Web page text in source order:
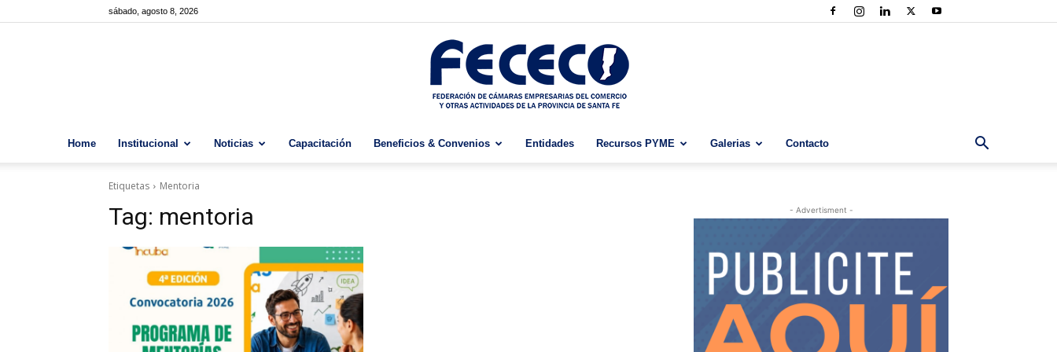
sábado, agosto 8, 2026
Home Institucional Noticias Capacitación Beneficios & Convenios Entidades Recursos PYME Galerias Contacto
Etiquetas Mentoria
Tag: mentoria - Advertisment -